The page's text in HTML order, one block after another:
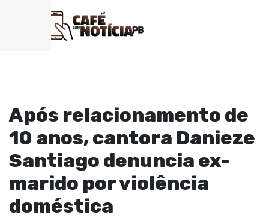
Após relacionamento de
10 anos, cantora Danieze
Santiago denuncia ex-
marido por violência
doméstica